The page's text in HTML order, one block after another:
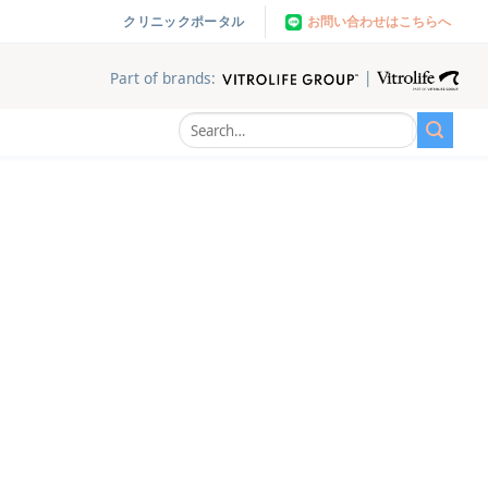
クリニックポータル お問い合わせはこちらへ
Part of brands: |